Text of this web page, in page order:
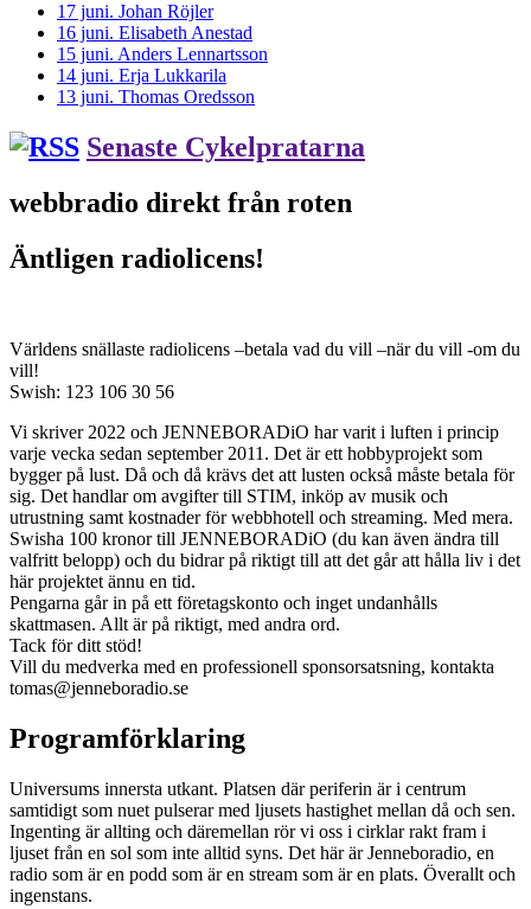
17 juni. Johan Röjler
16 juni. Elisabeth Anestad
15 juni. Anders Lennartsson
14 juni. Erja Lukkarila
13 juni. Thomas Oredsson
Senaste Cykelpratarna
webbradio direkt från roten
Äntligen radiolicens!
Världens snällaste radiolicens –betala vad du vill –när du vill -om du
vill!
Swish: 123 106 30 56
Vi skriver 2022 och JENNEBORADiO har varit i luften i princip
varje vecka sedan september 2011. Det är ett hobbyprojekt som
bygger på lust. Då och då krävs det att lusten också måste betala för
sig. Det handlar om avgifter till STIM, inköp av musik och
utrustning samt kostnader för webbhotell och streaming. Med mera.
Swisha 100 kronor till JENNEBORADiO (du kan även ändra till
valfritt belopp) och du bidrar på riktigt till att det går att hålla liv i det
här projektet ännu en tid.
Pengarna går in på ett företagskonto och inget undanhålls
skattmasen. Allt är på riktigt, med andra ord.
Tack för ditt stöd!
Vill du medverka med en professionell sponsorsatsning, kontakta
tomas@jenneboradio.se
Programförklaring
Universums innersta utkant. Platsen där periferin är i centrum
samtidigt som nuet pulserar med ljusets hastighet mellan då och sen.
Ingenting är allting och däremellan rör vi oss i cirklar rakt fram i
ljuset från en sol som inte alltid syns. Det här är Jenneboradio, en
radio som är en podd som är en stream som är en plats. Överallt och
ingenstans.